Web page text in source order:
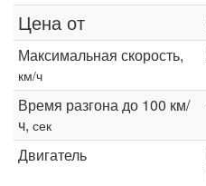
Цена от
Максимальная скорость,
км/ч
Время разгона до 100 км/
ч, сек
Двигатель